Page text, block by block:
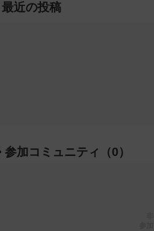
最近の投稿
参加コミュニティ（0）